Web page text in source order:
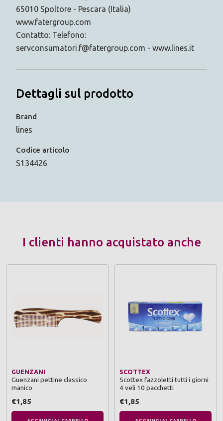
65010 Spoltore - Pescara (Italia)
www.fatergroup.com
Contatto: Telefono:
servconsumatori.f@fatergroup.com - www.lines.it
Dettagli sul prodotto
Brand
lines
Codice articolo
S134426
I clienti hanno acquistato anche
GUENZANI
Guenzani pettine classico
manico
€1,85
SCOTTEX
Scottex fazzoletti tutti i giorni
4 veli 10 pacchetti
€1,85